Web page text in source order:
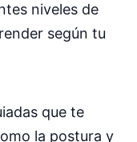
niveles de
según tu
que te
la postura y